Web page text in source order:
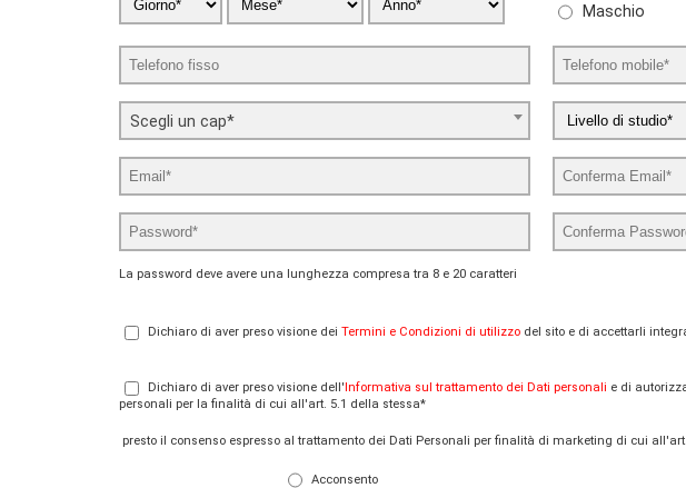
Maschio
Scegli un cap*
La password deve avere una lunghezza compresa tra 8 e 20 caratteri
Dichiaro di aver preso visione dei Termini e Condizioni di utilizzo del sito e di accettarli
Dichiaro di aver preso visione dell' Informativa sul trattamento dei Dati personali e di
personali per la finalità di cui all'art. 5.1 della stessa*
presto il consenso espresso al trattamento dei Dati Personali per finalità di marketing di cui
Acconsento